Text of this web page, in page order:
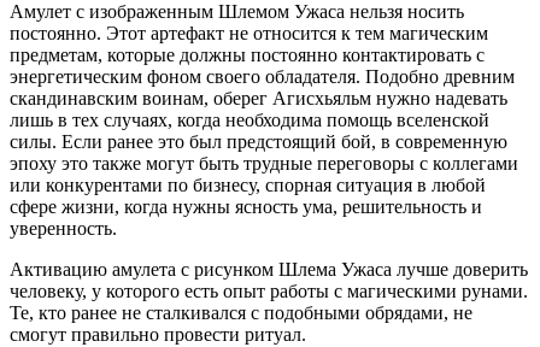
Амулет с изображенным Шлемом Ужаса нельзя носить
постоянно. Этот артефакт не относится к тем магическим
предметам, которые должны постоянно контактировать с
энергетическим фоном своего обладателя. Подобно древним
скандинавским воинам, оберег Агисхьяльм нужно надевать
лишь в тех случаях, когда необходима помощь вселенской
силы. Если ранее это был предстоящий бой, в современную
эпоху это также могут быть трудные переговоры с коллегами
или конкурентами по бизнесу, спорная ситуация в любой
сфере жизни, когда нужны ясность ума, решительность и
уверенность.
Активацию амулета с рисунком Шлема Ужаса лучше доверить
человеку, у которого есть опыт работы с магическими рунами.
Те, кто ранее не сталкивался с подобными обрядами, не
смогут правильно провести ритуал.